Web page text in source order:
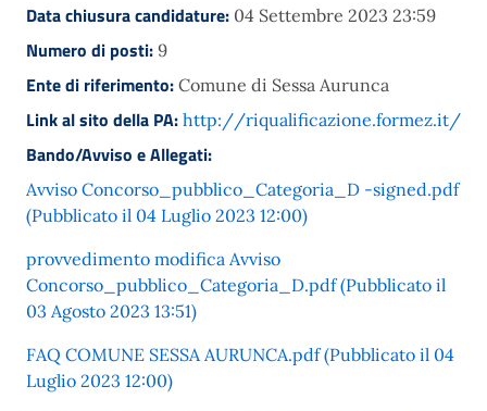
Data chiusura candidature: 04 Settembre 2023 23:59
Numero di posti: 9
Ente di riferimento: Comune di Sessa Aurunca
Link al sito della PA: http://riqualificazione.formez.it/
Bando/Avviso e Allegati:
Avviso Concorso_pubblico_Categoria_D -signed.pdf
(Pubblicato il 04 Luglio 2023 12:00)
provvedimento modifica Avviso
Concorso_pubblico_Categoria_D.pdf (Pubblicato il
03 Agosto 2023 13:51)
FAQ COMUNE SESSA AURUNCA.pdf (Pubblicato il 04
Luglio 2023 12:00)